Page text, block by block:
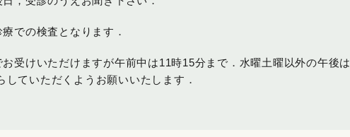
での検査となります．
受けいただけますが午前中は11時15分まで．水曜土曜以外の午後は
していただくようお願いいたします．